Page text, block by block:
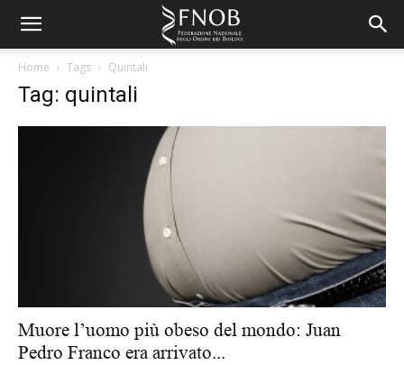
Home Tags Quintali
Tag: quintali
Muore l’uomo più obeso del mondo: Juan
Pedro Franco era arrivato...